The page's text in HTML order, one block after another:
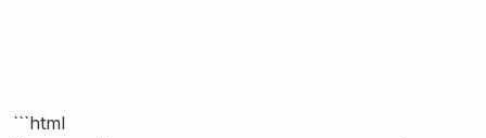
```html